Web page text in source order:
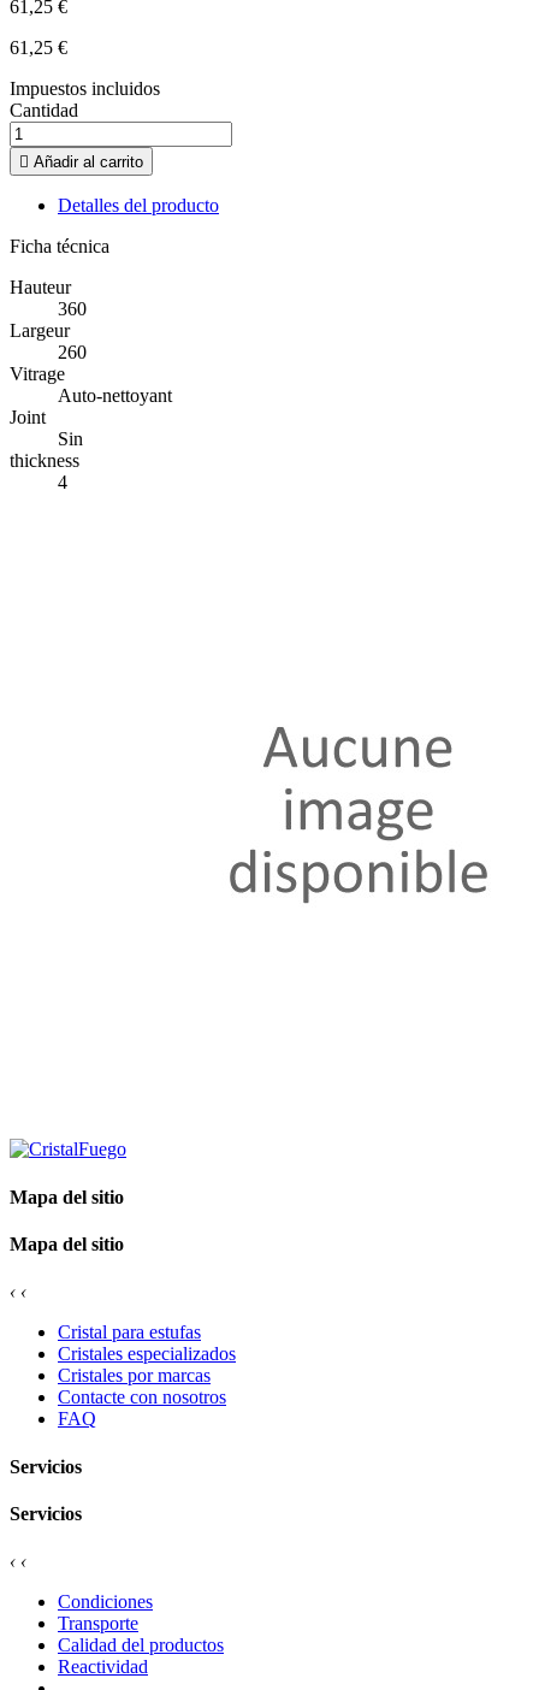
61,25 €
61,25 €
Impuestos incluidos
Cantidad
 Añadir al carrito
Detalles del producto
Ficha técnica
Hauteur
360
Largeur
260
Vitrage
Auto-nettoyant
Joint
Sin
thickness
4
Mapa del sitio
Mapa del sitio
‹ ‹
Cristal para estufas
Cristales especializados
Cristales por marcas
Contacte con nosotros
FAQ
Servicios
Servicios
‹ ‹
Condiciones
Transporte
Calidad del productos
Reactividad